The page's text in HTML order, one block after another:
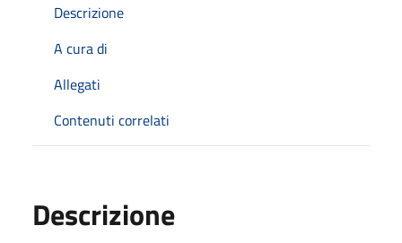
Descrizione
A cura di
Allegati
Contenuti correlati
Descrizione